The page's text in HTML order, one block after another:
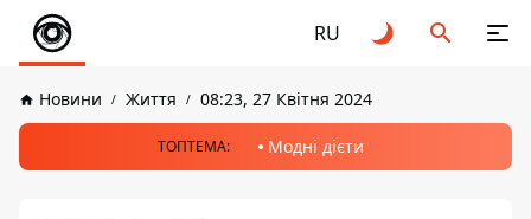
RU
Новини Життя 08:23, 27 Квітня 2024
ТОПТЕМА: Модні дієти